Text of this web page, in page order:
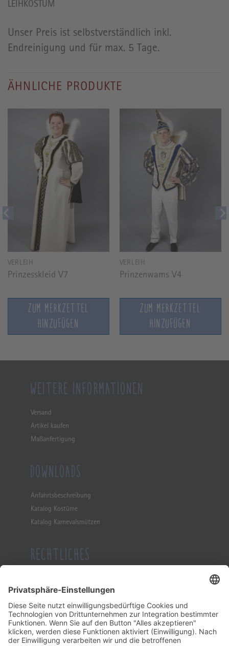
LEIHKOSTÜM
Unser Preis ist selbstverständlich inkl.
Endreinigung und für max. 5 Tage.
ÄHNLICHE PRODUKTE
VERLEIH
Prinzesskleid V7
ZUM MERKZETTEL
HINZUFÜGEN
VERLEIH
Prinzenwams V4
ZUM MERKZETTEL
HINZUFÜGEN
WEITERE INFORMATIONEN
Versand
Artikel kaufen
Maßanfertigung
DOWNLOADS
Anfahrtsbeschreibung
Katalog Kostüme
Katalog Karnevalsmützen
RECHTLICHES
Datenschutzerklärung
Allgemeine Geschäftsbedingung
KONTAKT